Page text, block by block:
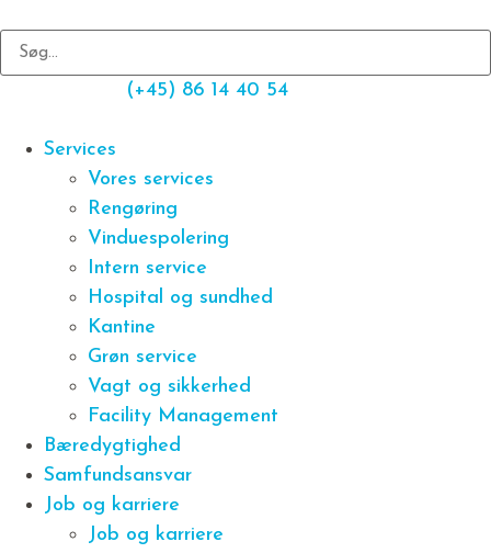
(+45) 86 14 40 54
Services
Vores services
Rengøring
Vinduespolering
Intern service
Hospital og sundhed
Kantine
Grøn service
Vagt og sikkerhed
Facility Management
Bæredygtighed
Samfundsansvar
Job og karriere
Job og karriere